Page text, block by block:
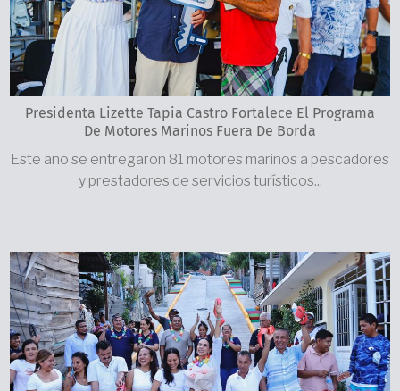
Presidenta Lizette Tapia Castro Fortalece El Programa
De Motores Marinos Fuera De Borda
Este año se entregaron 81 motores marinos a pescadores
y prestadores de servicios turísticos...